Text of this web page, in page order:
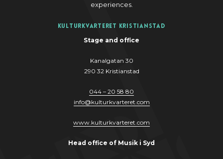
experiences.
Kulturkvarteret Kristianstad
Stage and office
Kanalgatan 30
290 32 Kristianstad
044 – 20 58 80
info@kulturkvarteret.com
www.kulturkvarteret.com
Head office of Musik i Syd